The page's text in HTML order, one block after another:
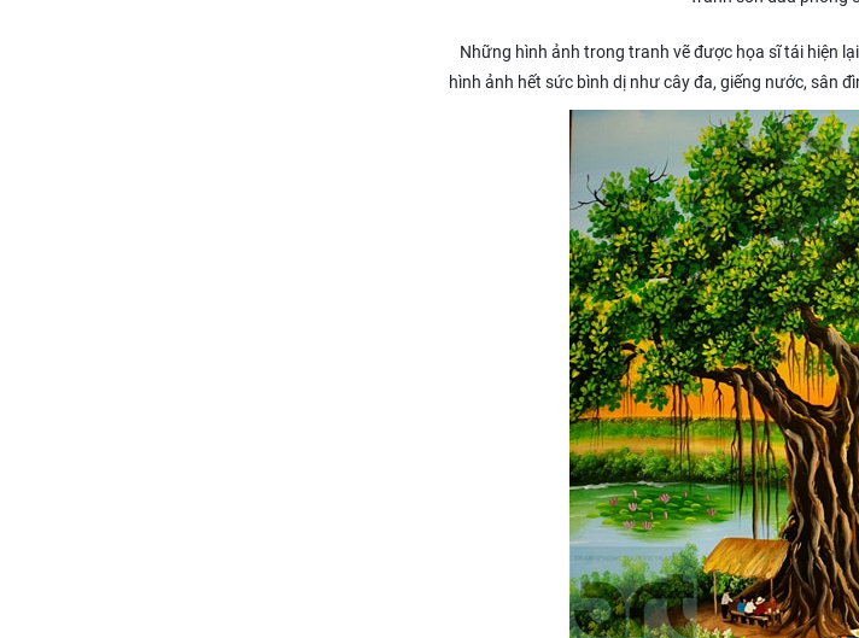
Những hình ảnh trong tranh vẽ được họa sĩ tái hiện
hình ảnh hết sức bình dị như cây đa, giếng nước, sân